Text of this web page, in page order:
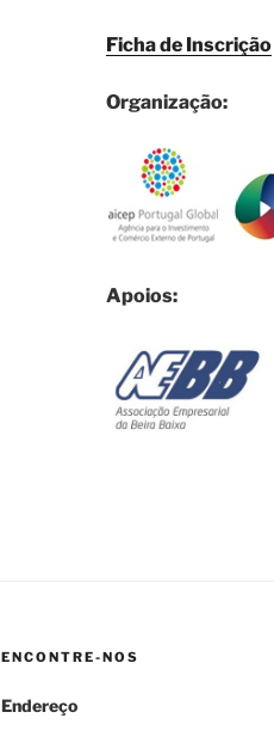
Ficha de Inscrição
Organização:
Apoios:
ENCONTRE-NOS
Endereço